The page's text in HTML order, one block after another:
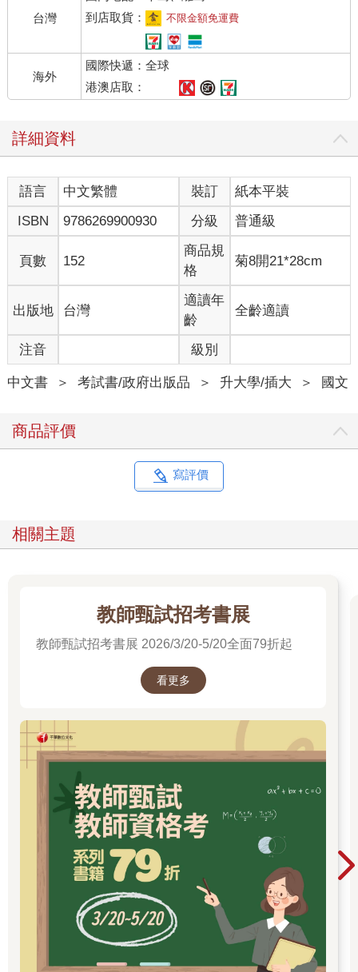
台灣
到店取貨：
不限金額免運費
海外
國際快遞：全球
港澳店取：
詳細資料
語言 中文繁體 裝訂
紙本平裝
ISBN
9786269900930 分級 普通級
頁數 152
商品規
格
菊8開21*28cm
出版地 台灣
適讀年
齡
全齡適讀
注音 級別
中文書 ＞ 考試書/政府出版品 ＞ 升大學/插大 ＞ 國文
商品評價
寫評價
相關主題
教師甄試招考書展
教師甄試招考書展 2026/3/20-5/20全面79折起
看更多